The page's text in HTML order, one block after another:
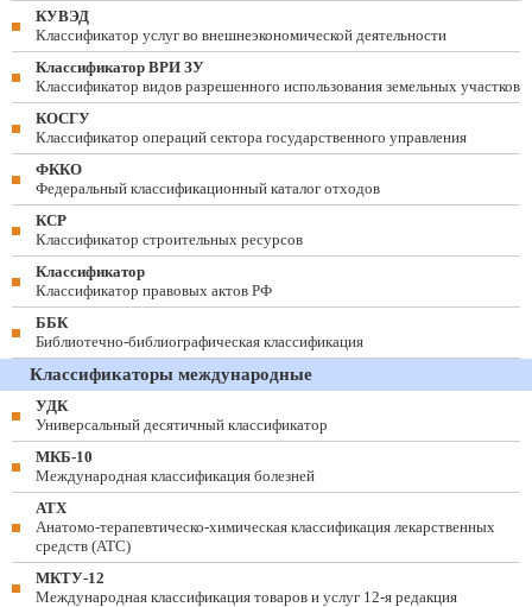
КУВЭД
Классификатор услуг во внешнеэкономической деятельности
Классификатор ВРИ ЗУ
Классификатор видов разрешенного использования земельных участков
КОСГУ
Классификатор операций сектора государственного управления
ФККО
Федеральный классификационный каталог отходов
КСР
Классификатор строительных ресурсов
Классификатор
Классификатор правовых актов РФ
ББК
Библиотечно-библиографическая классификация
Классификаторы международные
УДК
Универсальный десятичный классификатор
МКБ-10
Международная классификация болезней
АТХ
Анатомо-терапевтическо-химическая классификация лекарственных
средств (ATC)
МКТУ-12
Международная классификация товаров и услуг 12-я редакция